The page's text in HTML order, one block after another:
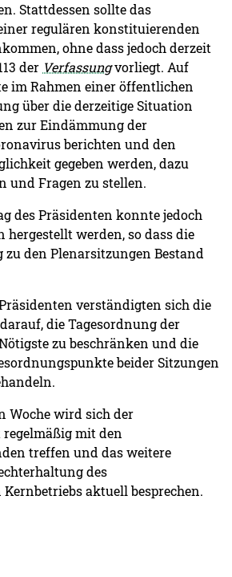
Stattdessen sollte das
regulären konstituierenden
ohne dass jedoch derzeit
der Verfassungvorliegt. Auf
im Rahmen einer öffentlichen
über die derzeitige Situation
zur Eindämmung der
berichten und den
gegeben werden, dazu
und Fragen zu stellen.
des Präsidenten konnte jedoch
hergestellt werden, so dass die
den Plenarsitzungen Bestand
verständigten sich die
die Tagesordnung der
zu beschränken und die
beider Sitzungen
Woche wird sich der
mit den
treffen und das weitere
des
aktuell besprechen.